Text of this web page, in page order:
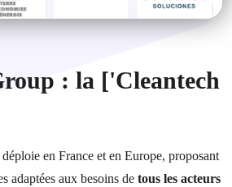
: la ['Cleantech
en France et en Europe, proposant
adaptées aux besoins de tous les acteurs